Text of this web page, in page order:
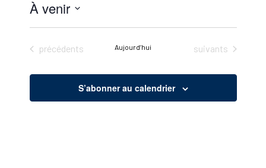
À venir
Sélectionnez
date.
Évènements
précédents Aujourd’hui Évènements
suivants
S’abonner au calendrier